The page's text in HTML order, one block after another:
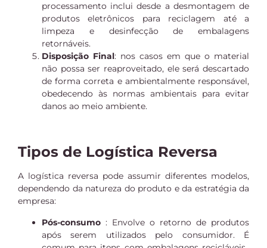
processamento inclui desde a desmontagem de
produtos eletrônicos para reciclagem até a
limpeza e desinfecção de embalagens
retornáveis.
Disposição Final: nos casos em que o material
não possa ser reaproveitado, ele será descartado
de forma correta e ambientalmente responsável,
obedecendo às normas ambientais para evitar
danos ao meio ambiente.
Tipos de Logística Reversa
A logística reversa pode assumir diferentes modelos,
dependendo da natureza do produto e da estratégia da
empresa:
Pós-consumo : Envolve o retorno de produtos
após serem utilizados pelo consumidor. É